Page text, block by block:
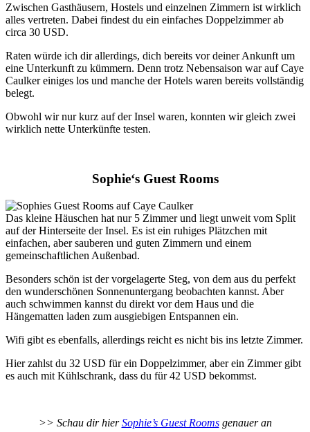
Zwischen Gasthäusern, Hostels und einzelnen Zimmern ist wirklich
alles vertreten. Dabei findest du ein einfaches Doppelzimmer ab
circa 30 USD.
Raten würde ich dir allerdings, dich bereits vor deiner Ankunft um
eine Unterkunft zu kümmern. Denn trotz Nebensaison war auf Caye
Caulker einiges los und manche der Hotels waren bereits vollständig
belegt.
Obwohl wir nur kurz auf der Insel waren, konnten wir gleich zwei
wirklich nette Unterkünfte testen.
Sophie‘s Guest Rooms
Das kleine Häuschen hat nur 5 Zimmer und liegt unweit vom Split
auf der Hinterseite der Insel. Es ist ein ruhiges Plätzchen mit
einfachen, aber sauberen und guten Zimmern und einem
gemeinschaftlichen Außenbad.
Besonders schön ist der vorgelagerte Steg, von dem aus du perfekt
den wunderschönen Sonnenuntergang beobachten kannst. Aber
auch schwimmen kannst du direkt vor dem Haus und die
Hängematten laden zum ausgiebigen Entspannen ein.
Wifi gibt es ebenfalls, allerdings reicht es nicht bis ins letzte Zimmer.
Hier zahlst du 32 USD für ein Doppelzimmer, aber ein Zimmer gibt
es auch mit Kühlschrank, dass du für 42 USD bekommst.
>> Schau dir hierSophie’s Guest Roomsgenauer an